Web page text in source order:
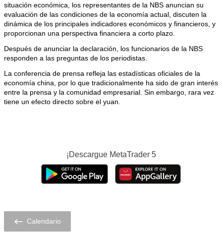
situación económica, los representantes de la NBS anuncian su
evaluación de las condiciones de la economía actual, discuten la
dinámica de los principales indicadores económicos y financieros, y
proporcionan una perspectiva financiera a corto plazo.
Después de anunciar la declaración, los funcionarios de la NBS
responden a las preguntas de los periodistas.
La conferencia de prensa refleja las estadísticas oficiales de la
economía china, por lo que tradicionalmente ha sido de gran interés
entre la prensa y la comunidad empresarial. Sin embargo, rara vez
tiene un efecto directo sobre el yuan.
Calendario
¡Descargue MetaTrader 5